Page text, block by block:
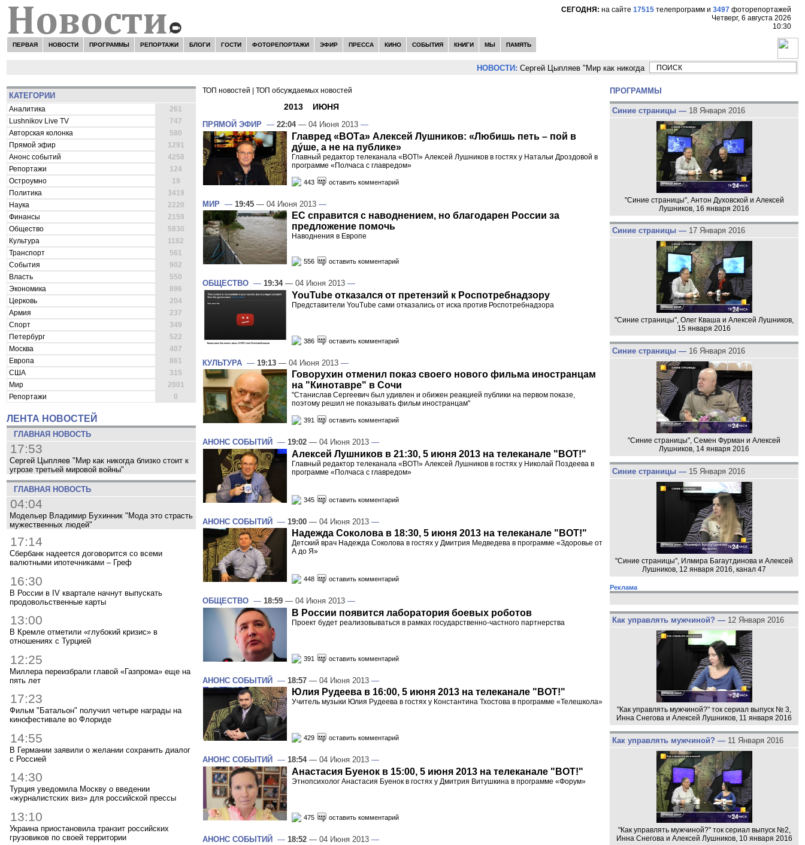
СЕГОДНЯ: на сайте 17515 телепрограмм и 3497 фоторепортажей
Четверг, 6 августа 2026
10:30
ПЕРВАЯ НОВОСТИ ПРОГРАММЫ РЕПОРТАЖИ БЛОГИ ГОСТИ ФОТОРЕПОРТАЖИ ЭФИР ПРЕССА КИНО СОБЫТИЯ КНИГИ МЫ ПАМЯТЬ
НОВОСТИ: Сергей Цыпляев "Мир как никогда близко стоит к угрозе третьей мировой войны"
КАТЕГОРИИ
Аналитика
261
Lushnikov Live TV
747
Авторская колонка
580
Прямой эфир
1291
Анонс событий
4258
Репортажи
124
Остроумно
19
Политика
3419
Наука
2220
Финансы
2159
Общество
5830
Культура
1182
Транспорт
561
События
902
Власть
550
Экономика
896
Церковь
204
Армия
237
Спорт
349
Петербург
522
Москва
407
Европа
861
США
315
Мир
2001
Репортажи
0
ЛЕНТА НОВОСТЕЙ
ГЛАВНАЯ НОВОСТЬ
17:53
Сергей Цыпляев "Мир как никогда близко стоит к
угрозе третьей мировой войны"
ГЛАВНАЯ НОВОСТЬ
04:04
Модельер Владимир Бухинник "Мода это страсть
мужественных людей"
17:14
Сбербанк надеется договорится со всеми
валютными ипотечниками – Греф
16:30
В России в IV квартале начнут выпускать
продовольственные карты
13:00
В Кремле отметили «глубокий кризис» в
отношениях с Турцией
12:25
Миллера переизбрали главой «Газпрома» еще на
пять лет
17:23
Фильм "Батальон" получил четыре награды на
кинофестивале во Флориде
14:55
В Германии заявили о желании сохранить диалог
с Россией
14:30
Турция уведомила Москву о введении
«журналистских виз» для российской прессы
13:10
Украина приостановила транзит российских
грузовиков по своей территории
ТОП новостей ТОП обсуждаемых новостей
2013 ИЮНЯ
ПРЯМОЙ ЭФИР — 22:04— 04 Июня 2013 —
Главред «ВОТа» Алексей Лушников: «Любишь петь – пой в
дýше, а не на публике»
Главный редактор телеканала «ВОТ!» Алексей Лушников в гостях у Натальи Дроздовой в
программе «Полчаса с главредом»
443 оставить комментарий
МИР — 19:45 — 04 Июня 2013 —
ЕС справится с наводнением, но благодарен России за
предложение помочь
Наводнения в Европе
556 оставить комментарий
ОБЩЕСТВО — 19:34— 04 Июня 2013 —
YouTube отказался от претензий к Роспотребнадзору
Представители YouTube сами отказались от иска против Роспотребнадзора
386 оставить комментарий
КУЛЬТУРА — 19:13 — 04 Июня 2013 —
Говорухин отменил показ своего нового фильма иностранцам
на "Кинотавре" в Сочи
"Станислав Сергеевич был удивлен и обижен реакцией публики на первом показе,
поэтому решил не показывать фильм иностранцам"
391 оставить комментарий
АНОНС СОБЫТИЙ — 19:02 — 04 Июня 2013 —
Алексей Лушников в 21:30, 5 июня 2013 на телеканале "ВОТ!"
Главный редактор телеканала «ВОТ!» Алексей Лушников в гостях у Николай Поздеева в
программе «Полчаса с главредом»
345 оставить комментарий
АНОНС СОБЫТИЙ — 19:00 — 04 Июня 2013 —
Надежда Соколова в 18:30, 5 июня 2013 на телеканале "ВОТ!"
Детский врач Надежда Соколова в гостях у Дмитрия Медведева в программе «Здоровье от
А до Я»
448 оставить комментарий
ОБЩЕСТВО — 18:59 — 04 Июня 2013 —
В России появится лаборатория боевых роботов
Проект будет реализовываться в рамках государственно-частного партнерства
391 оставить комментарий
АНОНС СОБЫТИЙ — 18:57 — 04 Июня 2013 —
Юлия Рудеева в 16:00, 5 июня 2013 на телеканале "ВОТ!"
Учитель музыки Юлия Рудеева в гостях у Константина Тхостова в программе «Телешкола»
429 оставить комментарий
АНОНС СОБЫТИЙ — 18:54— 04 Июня 2013 —
Анастасия Буенок в 15:00, 5 июня 2013 на телеканале "ВОТ!"
Этнопсихолог Анастасия Буенок в гостях у Дмитрия Витушкина в программе «Форум»
475 оставить комментарий
АНОНС СОБЫТИЙ — 18:52 — 04 Июня 2013 —
ПРОГРАММЫ
Синие страницы — 18 Января 2016
"Синие страницы", Антон Духовской и Алексей
Лушников, 16 января 2016
Синие страницы — 17 Января 2016
"Синие страницы", Олег Кваша и Алексей Лушников,
15 января 2016
Синие страницы — 16 Января 2016
"Синие страницы", Семен Фурман и Алексей
Лушников, 14 января 2016
Синие страницы — 15 Января 2016
"Синие страницы", Илмира Багаутдинова и Алексей
Лушников, 12 января 2016, канал 47
Реклама
Как управлять мужчиной? — 12 Января 2016
"Как управлять мужчиной?" ток сериал выпуск № 3,
Инна Снегова и Алексей Лушников, 11 января 2016
Как управлять мужчиной? — 11 Января 2016
"Как управлять мужчиной?" ток сериал выпуск №2,
Инна Снегова и Алексей Лушников, 10 января 2016